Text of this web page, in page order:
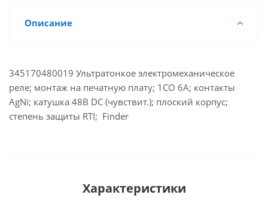
Описание
345170480019 Ультратонкое электромеханическое
реле; монтаж на печатную плату; 1CO 6A; контакты
AgNi; катушка 48В DC (чувствит.); плоский корпус;
степень защиты RTI; Finder
Характеристики